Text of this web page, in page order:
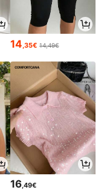
14 ,35€ 14,49€
16,49€